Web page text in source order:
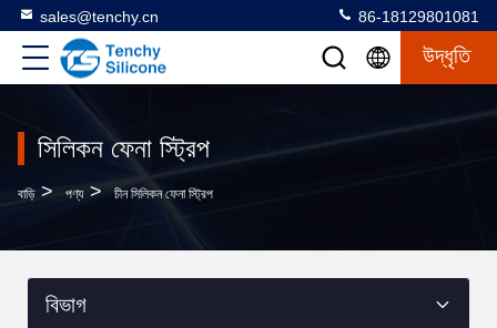
sales@tenchy.cn 86-18129801081
উদ্ধৃতি
সিলিকন ফেনা স্ট্রিপ
বাড়ি > পণ্য > চীন সিলিকন ফেনা স্ট্রিপ
বিভাগ